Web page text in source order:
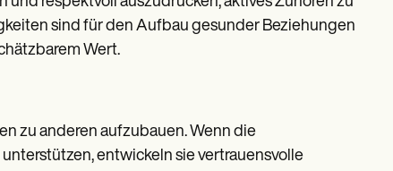
sind für den Aufbau gesunder Beziehungen
Wert.
zu anderen aufzubauen. Wenn die
entwickeln sie vertrauensvolle